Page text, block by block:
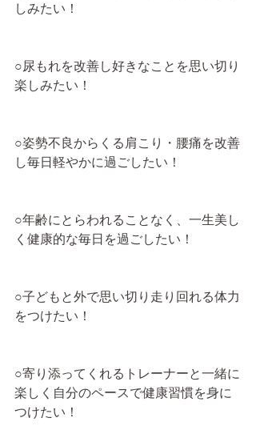
しみたい！
○尿もれを改善し好きなことを思い切り
楽しみたい！
○姿勢不良からくる肩こり・腰痛を改善
し毎日軽やかに過ごしたい！
○年齢にとらわれることなく、一生美し
く健康的な毎日を過ごしたい！
○子どもと外で思い切り走り回れる体力
をつけたい！
○寄り添ってくれるトレーナーと一緒に
楽しく自分のペースで健康習慣を身に
つけたい！